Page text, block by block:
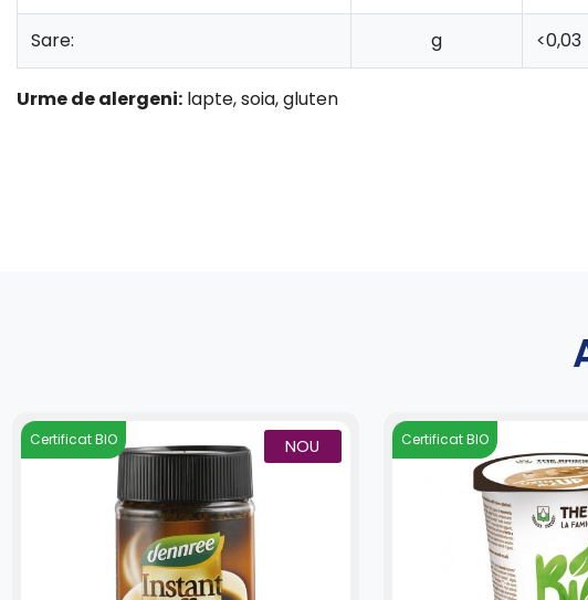
Sare: g <0,03
Urme de alergeni: lapte, soia, gluten
NOU
Certificat BIO Certificat BIO